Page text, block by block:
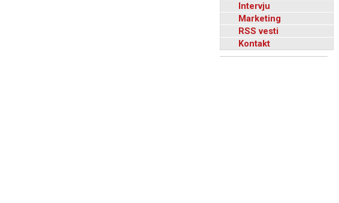
Intervju
Marketing
RSS vesti
Kontakt